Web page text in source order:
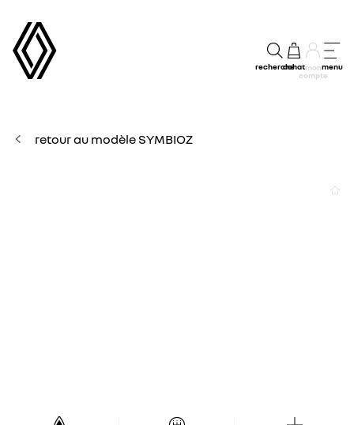
rechercheachatmon
compte
menu
retour au modèle SYMBIOZ